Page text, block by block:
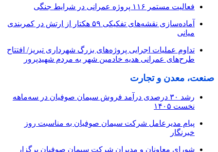
فعالیت مستمر ۱۱۶ پروژه عمرانی در شرایط جنگی
آماده‌سازی نقشه‌های تفکیکی ۵۹ هکتار از ارتش در کمربندی
میانی
تداوم عملیات اجرایی پروژه‌های بزرگ شهرداری تبریز/ افتتاح
طرح‌های عمرانی هدیه خادمین شهر به مردم شهیدپرور
صنعت، معدن و تجارت
رشد ۳۰ درصدی درآمد فروش سیمان صوفیان در سه‌ماهه
نخست ۱۴۰۵
پیام مدیرعامل شرکت سیمان صوفیان به مناسبت روز
خبرنگار
شورای معاونان و مدیران شرکت سیمان صوفیان برگزار